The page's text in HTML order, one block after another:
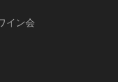
イン会